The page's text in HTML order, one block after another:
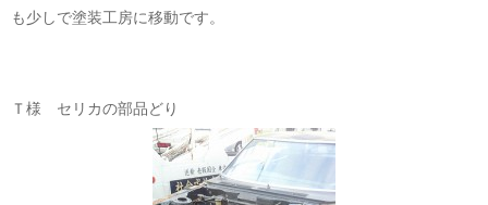
も少しで塗装工房に移動です。
Ｔ様 セリカの部品どり